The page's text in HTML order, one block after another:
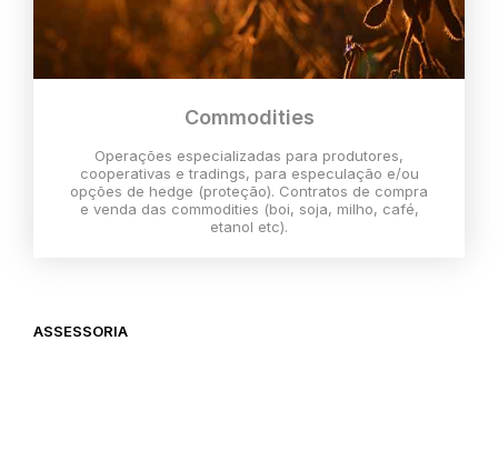
Commodities
Operações especializadas para produtores,
cooperativas e tradings, para especulação e/ou
opções de hedge (proteção). Contratos de compra
e venda das commodities (boi, soja, milho, café,
etanol etc).
ASSESSORIA